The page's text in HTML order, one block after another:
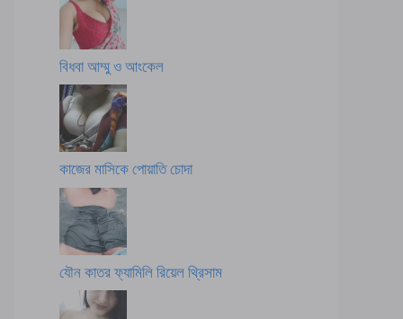
বিধবা আম্মু ও আংকেল
কাজের মাসিকে পোয়াতি চোদা
যৌন কাতর ফ্যামিলি রিয়েল থ্রিসাম